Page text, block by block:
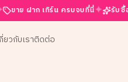
เทิร์น ครบจบที่นี่✦ รับซื้อมือถือเสีย
ยวกับเราติดต่อ